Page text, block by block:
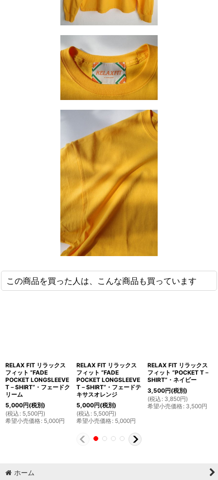
この商品を買った人は、こんな商品も買っています
RELAX FIT リラックス
フィット ”FADE
POCKET LONGSLEEVE
T－SHIRT”・フェードク
リーム
5,000円(税別)
(税込 : 5,500円)
希望小売価格: 5,000円
RELAX FIT リラックス
フィット ”FADE
POCKET LONGSLEEVE
T－SHIRT”・フェードテ
キサスオレンジ
5,000円(税別)
(税込 : 5,500円)
希望小売価格: 5,000円
RELAX FIT リラックス
フィット ”POCKET T－
SHIRT”・ネイビー
3,500円(税別)
(税込 : 3,850円)
希望小売価格: 3,500円
ホーム